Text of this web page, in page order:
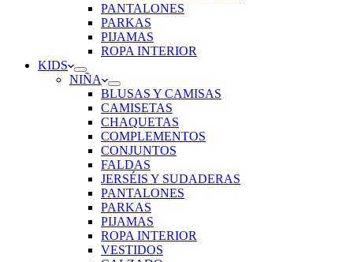
PANTALONES
PARKAS
PIJAMAS
ROPA INTERIOR
KIDS
NIÑA
BLUSAS Y CAMISAS
CAMISETAS
CHAQUETAS
COMPLEMENTOS
CONJUNTOS
FALDAS
JERSÉIS Y SUDADERAS
PANTALONES
PARKAS
PIJAMAS
ROPA INTERIOR
VESTIDOS